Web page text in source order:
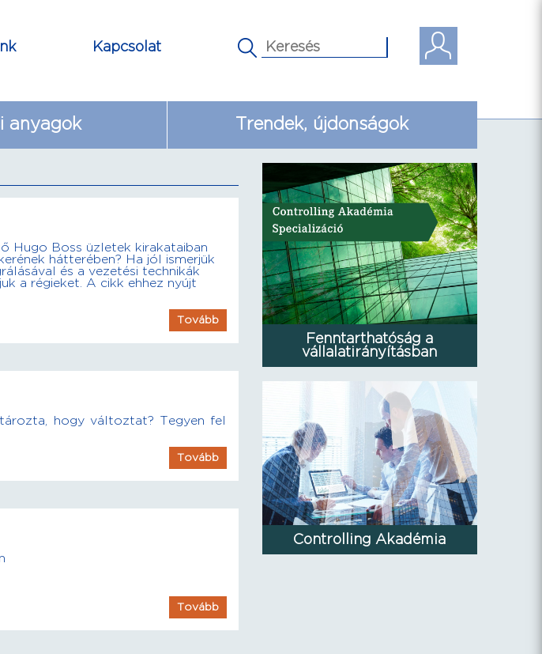
Kapcsolat
anyagok Trendek, újdonságok
Hugo Boss üzletek kirakataiban
hátterében? Ha jól ismerjük
és a vezetési technikák
a régieket. A cikk ehhez nyújt
Tovább
hogy változtat? Tegyen fel
Tovább
Tovább
Fenntarthatóság a
vállalatirányításban
Controlling Akadémia